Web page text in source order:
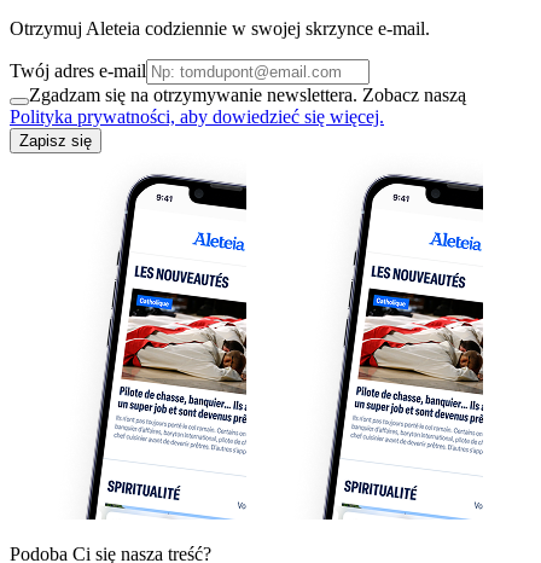
Otrzymuj Aleteia codziennie w swojej skrzynce e-mail.
Twój adres e-mail
Zgadzam się na otrzymywanie newslettera. Zobacz naszą
Polityka prywatności, aby dowiedzieć się więcej.
Zapisz się
Podoba Ci się nasza treść?